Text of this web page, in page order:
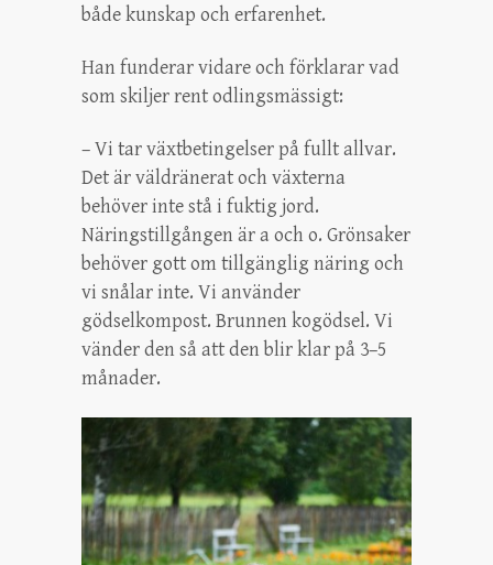
både kunskap och erfarenhet.
Han funderar vidare och förklarar vad
som skiljer rent odlingsmässigt:
– Vi tar växtbetingelser på fullt allvar.
Det är väldränerat och växterna
behöver inte stå i fuktig jord.
Näringstillgången är a och o. Grönsaker
behöver gott om tillgänglig näring och
vi snålar inte. Vi använder
gödselkompost. Brunnen kogödsel. Vi
vänder den så att den blir klar på 3–5
månader.